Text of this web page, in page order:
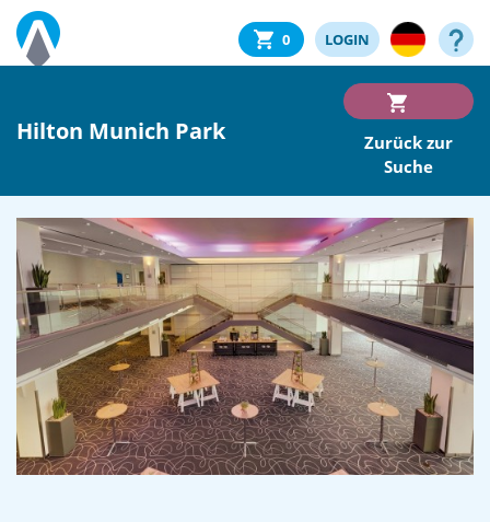
0 LOGIN
Hilton Munich Park
Zurück zur
Suche